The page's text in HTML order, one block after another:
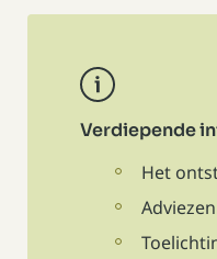
Verdiepende
Het